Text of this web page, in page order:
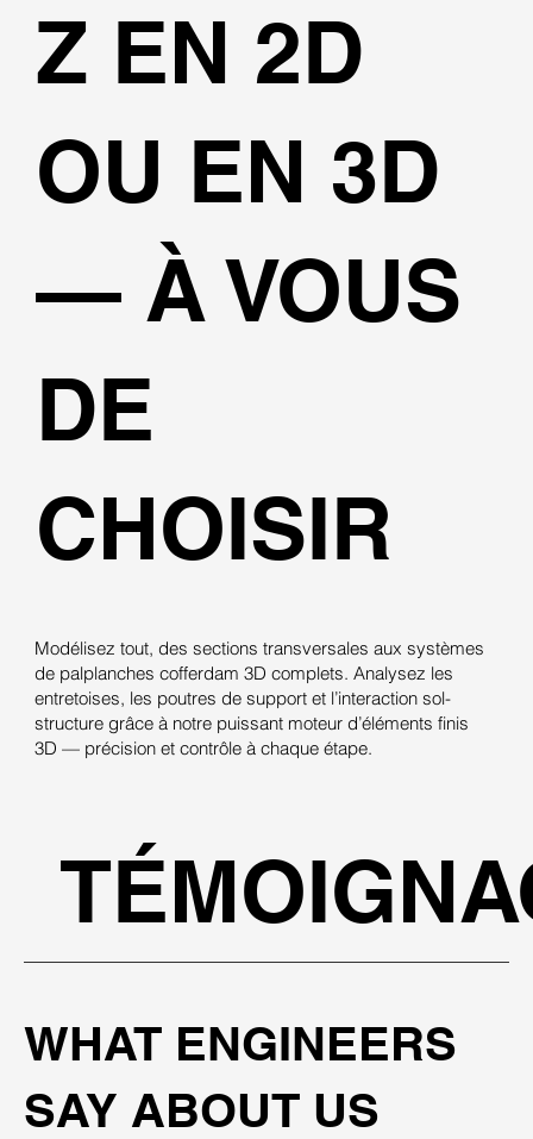
Modélisez tout, des sections transversales aux systèmes
de palplanches cofferdam 3D complets. Analysez les
entretoises, les poutres de support et l’interaction sol-
structure grâce à notre puissant moteur d’éléments finis
3D — précision et contrôle à chaque étape.
Z EN 2D
OU EN 3D
— À VOUS
DE
CHOISIR
WHAT ENGINEERS
SAY ABOUT US